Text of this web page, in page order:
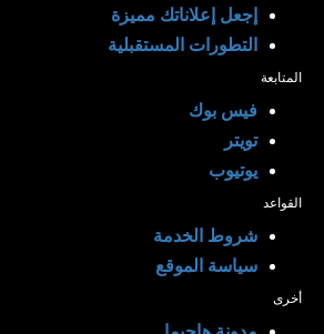
إجعل إعلاناتك مميزة
التطورات المستقبلية
المتابعة
فيس بوك
تويتر
يوتيوب
القواعد
شروط الخدمة
سياسة الموقع
أخرى